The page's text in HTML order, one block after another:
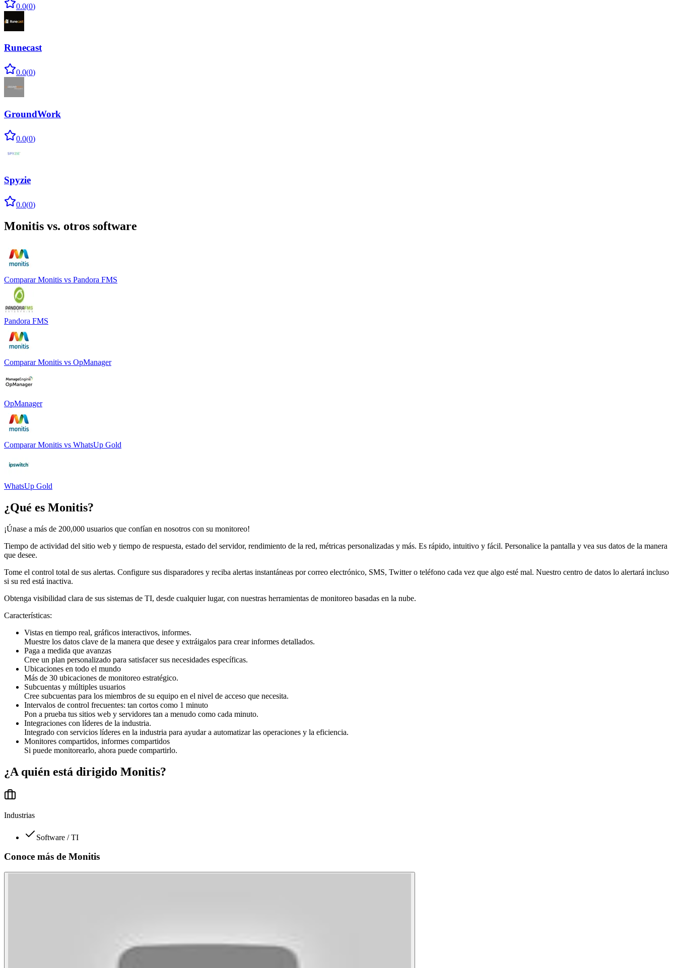
0.0(0)
Runecast
0.0(0)
GroundWork
0.0(0)
Spyzie
0.0(0)
Monitis vs. otros software
Comparar Monitis vs Pandora FMS
Pandora FMS
Comparar Monitis vs OpManager
OpManager
Comparar Monitis vs WhatsUp Gold
WhatsUp Gold
¿Qué es Monitis?
¡Únase a más de 200,000 usuarios que confían en nosotros con su monitoreo!
Tiempo de actividad del sitio web y tiempo de respuesta, estado del servidor, rendimiento de la red, métricas personalizadas y más. Es rápido, intuitivo y fácil. Personalice la pantalla y vea sus datos de la manera
que desee.
Tome el control total de sus alertas. Configure sus disparadores y reciba alertas instantáneas por correo electrónico, SMS, Twitter o teléfono cada vez que algo esté mal. Nuestro centro de datos lo alertará incluso
si su red está inactiva.
Obtenga visibilidad clara de sus sistemas de TI, desde cualquier lugar, con nuestras herramientas de monitoreo basadas en la nube.
Características:
Vistas en tiempo real, gráficos interactivos, informes.
Muestre los datos clave de la manera que desee y extráigalos para crear informes detallados.
Paga a medida que avanzas
Cree un plan personalizado para satisfacer sus necesidades específicas.
Ubicaciones en todo el mundo
Más de 30 ubicaciones de monitoreo estratégico.
Subcuentas y múltiples usuarios
Cree subcuentas para los miembros de su equipo en el nivel de acceso que necesita.
Intervalos de control frecuentes: tan cortos como 1 minuto
Pon a prueba tus sitios web y servidores tan a menudo como cada minuto.
Integraciones con líderes de la industria.
Integrado con servicios líderes en la industria para ayudar a automatizar las operaciones y la eficiencia.
Monitores compartidos, informes compartidos
Si puede monitorearlo, ahora puede compartirlo.
¿A quién está dirigido Monitis?
Industrias
Software / TI
Conoce más de Monitis